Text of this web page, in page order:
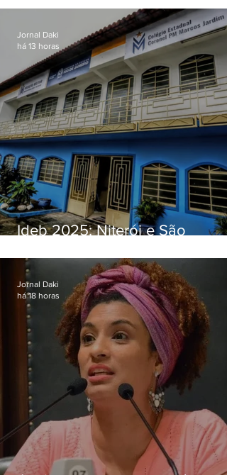
Ideb 2025: Niterói e São
distintos no ensino médio; veja
Jornal Daki
há 13 horas
Jornal Daki
há 18 horas